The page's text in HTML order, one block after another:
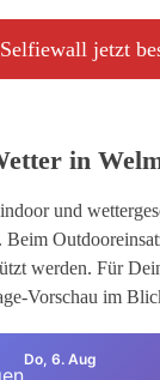
Selfiewall jetzt
in
und
werden. Für
Vorschau im
Do, 6. Aug